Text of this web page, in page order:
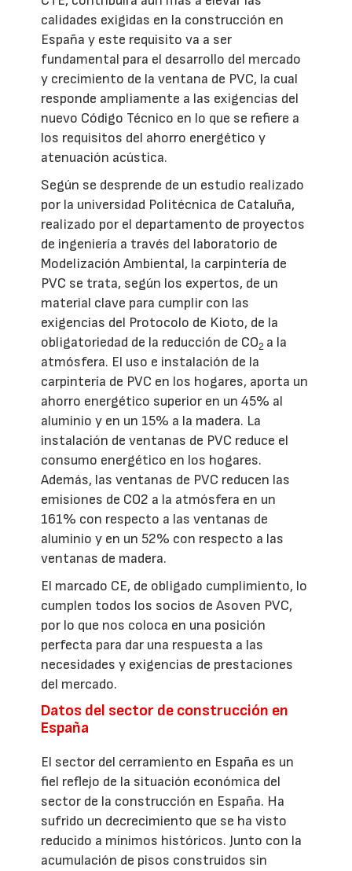
calidades exigidas en la construcción en
España y este requisito va a ser
fundamental para el desarrollo del mercado
y crecimiento de la ventana de PVC, la cual
responde ampliamente a las exigencias del
nuevo Código Técnico en lo que se refiere a
los requisitos del ahorro energético y
atenuación acústica.
Según se desprende de un estudio realizado
por la universidad Politécnica de Cataluña,
realizado por el departamento de proyectos
de ingeniería a través del laboratorio de
Modelización Ambiental, la carpintería de
PVC se trata, según los expertos, de un
material clave para cumplir con las
exigencias del Protocolo de Kioto, de la
obligatoriedad de la reducción de CO2 a la
atmósfera. El uso e instalación de la
carpintería de PVC en los hogares, aporta un
ahorro energético superior en un 45% al
aluminio y en un 15% a la madera. La
instalación de ventanas de PVC reduce el
consumo energético en los hogares.
Además, las ventanas de PVC reducen las
emisiones de CO2 a la atmósfera en un
161% con respecto a las ventanas de
aluminio y en un 52% con respecto a las
ventanas de madera.
El marcado CE, de obligado cumplimiento, lo
cumplen todos los socios de Asoven PVC,
por lo que nos coloca en una posición
perfecta para dar una respuesta a las
necesidades y exigencias de prestaciones
del mercado.
Datos del sector de construcción en
España
El sector del cerramiento en España es un
fiel reflejo de la situación económica del
sector de la construcción en España. Ha
sufrido un decrecimiento que se ha visto
reducido a mínimos históricos. Junto con la
acumulación de pisos construidos sin